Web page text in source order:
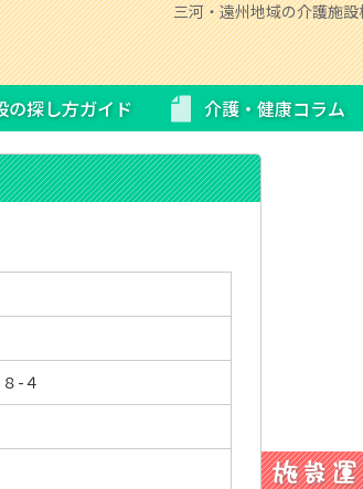
三河・遠州地域の介護施
の探し方ガイド 介護・健康コラム
-４